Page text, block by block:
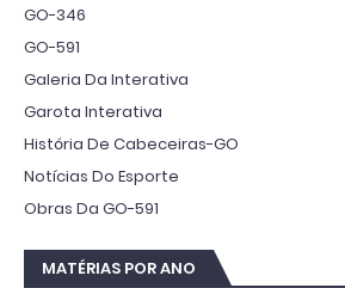
GO-346
GO-591
Galeria Da Interativa
Garota Interativa
História De Cabeceiras-GO
Notícias Do Esporte
Obras Da GO-591
MATÉRIAS POR ANO